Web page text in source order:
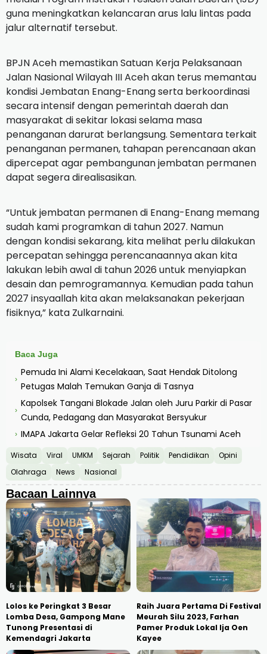
guna meningkatkan kelancaran arus lalu lintas pada
jalur alternatif tersebut.
BPJN Aceh memastikan Satuan Kerja Pelaksanaan
Jalan Nasional Wilayah III Aceh akan terus memantau
kondisi Jembatan Enang-Enang serta berkoordinasi
secara intensif dengan pemerintah daerah dan
masyarakat di sekitar lokasi selama masa
penanganan darurat berlangsung. Sementara terkait
penanganan permanen, tahapan perencanaan akan
dipercepat agar pembangunan jembatan permanen
dapat segera direalisasikan.
“Untuk jembatan permanen di Enang-Enang memang
sudah kami programkan di tahun 2027. Namun
dengan kondisi sekarang, kita melihat perlu dilakukan
percepatan sehingga perencanaannya akan kita
lakukan lebih awal di tahun 2026 untuk menyiapkan
desain dan pemrogramannya. Kemudian pada tahun
2027 insyaallah kita akan melaksanakan pekerjaan
fisiknya,” kata Zulkarnaini.
Baca Juga
›
Pemuda Ini Alami Kecelakaan, Saat Hendak Ditolong
Petugas Malah Temukan Ganja di Tasnya
›
Kapolsek Tangani Blokade Jalan oleh Juru Parkir di Pasar
Cunda, Pedagang dan Masyarakat Bersyukur
› IMAPA Jakarta Gelar Refleksi 20 Tahun Tsunami Aceh
Wisata Viral UMKM Sejarah Politik Pendidikan
Opini
Olahraga
News Nasional
Bacaan Lainnya
Lolos ke Peringkat 3 Besar
Lomba Desa, Gampong Mane
Tunong Presentasi di
Kemendagri Jakarta
Raih Juara Pertama Di Festival
Meurah Silu 2023, Farhan
Pamer Produk Lokal Ija Oen
Kayee